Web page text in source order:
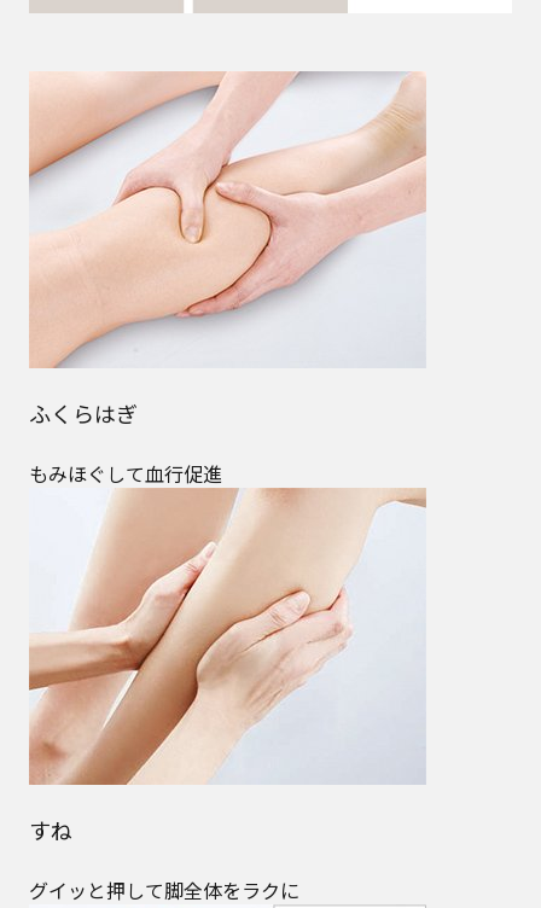
ふくらはぎ
もみほぐして血行促進
すね
グイッと押して脚全体をラクに